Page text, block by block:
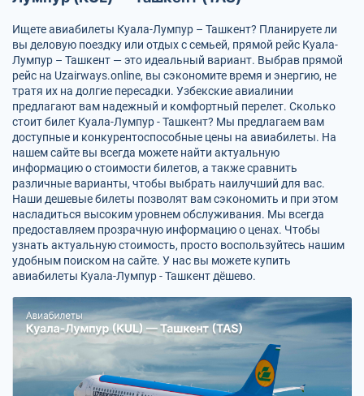
Ищете авиабилеты Куала-Лумпур – Ташкент? Планируете ли
вы деловую поездку или отдых с семьей, прямой рейс Куала-
Лумпур – Ташкент — это идеальный вариант. Выбрав прямой
рейс на Uzairways.online, вы сэкономите время и энергию, не
тратя их на долгие пересадки. Узбекские авиалинии
предлагают вам надежный и комфортный перелет. Сколько
стоит билет Куала-Лумпур - Ташкент? Мы предлагаем вам
доступные и конкурентоспособные цены на авиабилеты. На
нашем сайте вы всегда можете найти актуальную
информацию о стоимости билетов, а также сравнить
различные варианты, чтобы выбрать наилучший для вас.
Наши дешевые билеты позволят вам сэкономить и при этом
насладиться высоким уровнем обслуживания. Мы всегда
предоставляем прозрачную информацию о ценах. Чтобы
узнать актуальную стоимость, просто воспользуйтесь нашим
удобным поиском на сайте. У нас вы можете купить
авиабилеты Куала-Лумпур - Ташкент дёшево.